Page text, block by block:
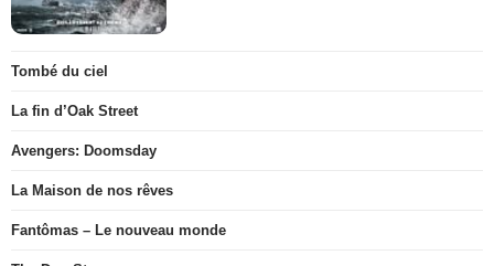
Tombé du ciel
La fin d’Oak Street
Avengers: Doomsday
La Maison de nos rêves
Fantômas – Le nouveau monde